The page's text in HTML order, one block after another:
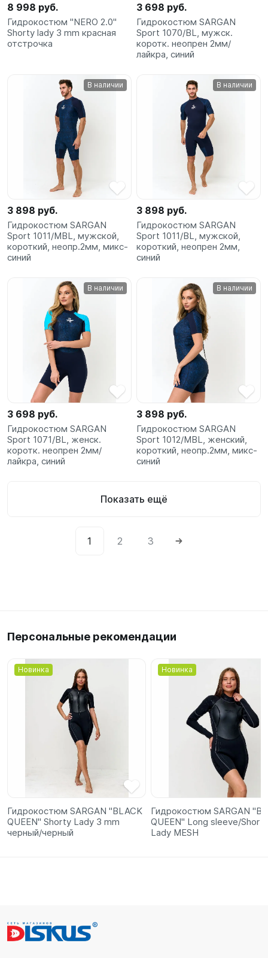
8 998 руб.
Гидрокостюм "NERO 2.0"
Shorty lady 3 mm красная
отстрочка
3 698 руб.
Гидрокостюм SARGAN
Sport 1070/BL, мужск.
коротк. неопрен 2мм/
лайкра, синий
В наличии
3 898 руб.
Гидрокостюм SARGAN
Sport 1011/MBL, мужской,
короткий, неопр.2мм, микс-
синий
В наличии
3 898 руб.
Гидрокостюм SARGAN
Sport 1011/BL, мужской,
короткий, неопрен 2мм,
синий
В наличии
3 698 руб.
Гидрокостюм SARGAN
Sport 1071/BL, женск.
коротк. неопрен 2мм/
лайкра, синий
В наличии
3 898 руб.
Гидрокостюм SARGAN
Sport 1012/MBL, женский,
короткий, неопр.2мм, микс-
синий
Показать ещё
1 2 3
Персональные рекомендации
Новинка
Гидрокостюм SARGAN "BLACK
QUEEN" Shorty Lady 3 mm
черный/черный
Новинка
Гидрокостюм SARGAN
QUEEN" Long sleeve/Shorty
Lady MESH